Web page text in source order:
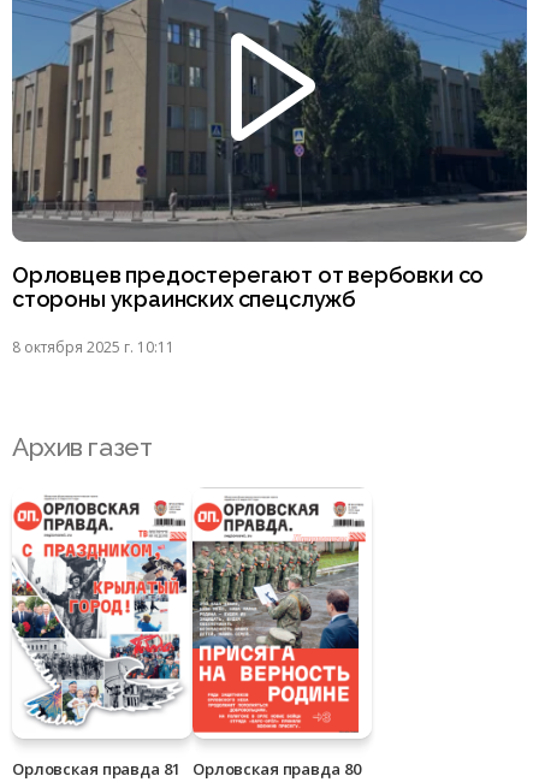
Орловцев предостерегают от вербовки со
стороны украинских спецслужб
8 октября 2025 г. 10:11
Архив газет
Орловская правда 81 Орловская правда 80